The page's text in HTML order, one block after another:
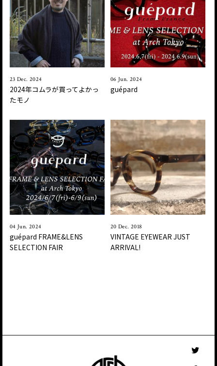
23 Dec. 2024
2024年コムラが買ってよかっ
たモノ
06 Jun. 2024
guépard
04 Jun. 2024
guépard FRAME&LENS
SELECTION FAIR
20 Dec. 2018
VINTAGE EYEWEAR JUST
ARRIVAL!